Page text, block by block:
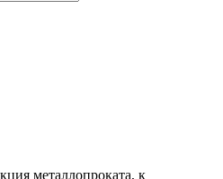
металлопроката, к